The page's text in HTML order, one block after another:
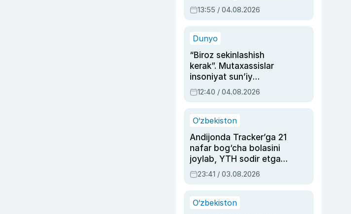
dublyaj ustasi Rimma
Ahmedovaning
13:55 / 04.08.2026
Dunyo
“Biroz sekinlashish
kerak”. Mutaxassislar
insoniyat sun’iy
intellektni boshqara
olmay qolishidan xavotir
12:40 / 04.08.2026
O‘zbekiston
Andijonda Tracker’ga 21
nafar bog‘cha bolasini
joylab, YTH sodir etgan
ayolga sud hukmi o‘qildi
23:41 / 03.08.2026
O‘zbekiston